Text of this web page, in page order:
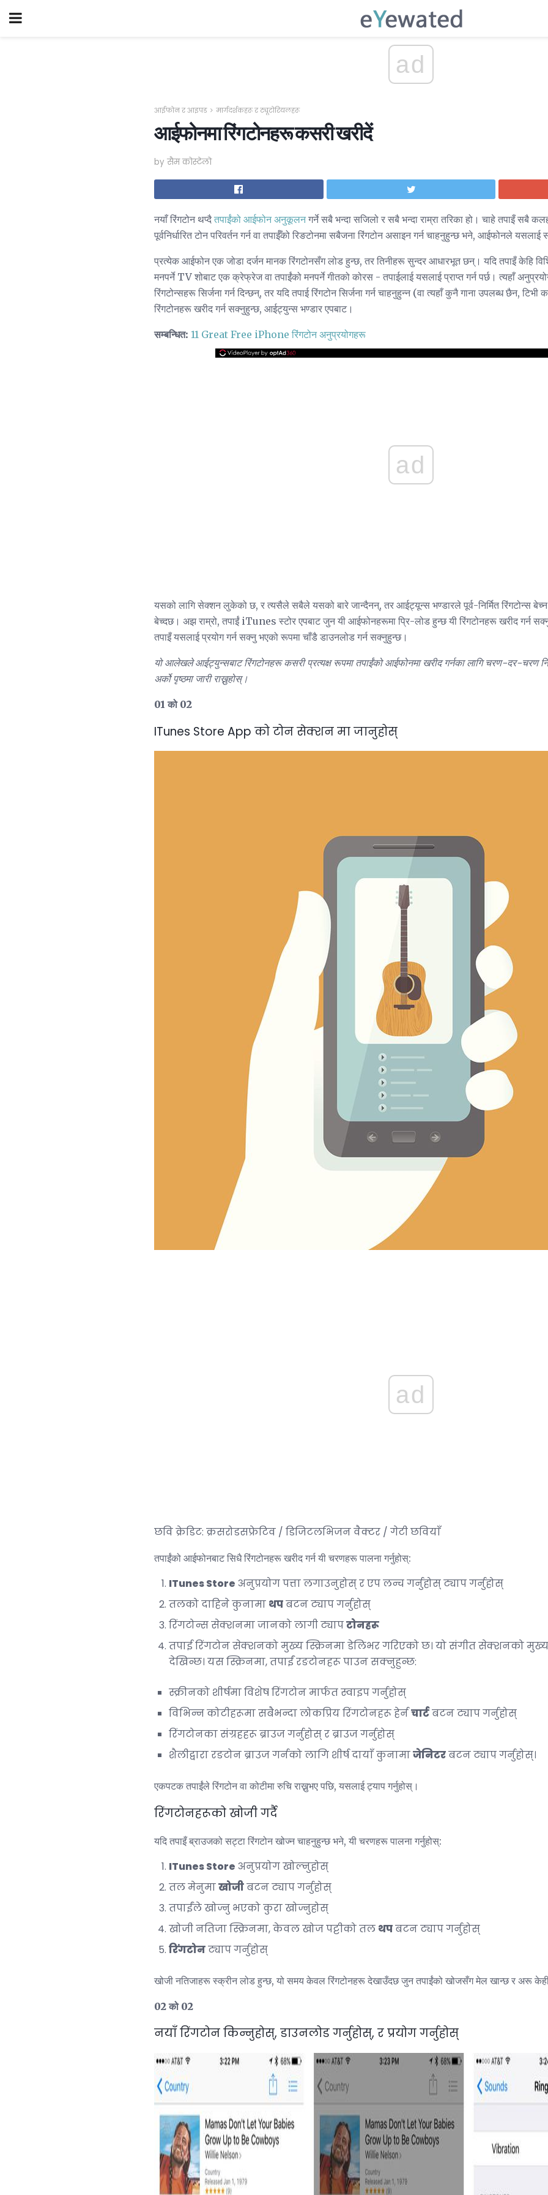
ad
आईफोन र आइपड मार्गदर्शकहरू र ट्यूटोरियलहरू
आईफोनमा रिंगटोनहरू कसरी खरीदें
by सैम कोस्टेलो
नयाँ रिंगटोन थप्दै तपाईंको आईफोन अनुकूलनगर्ने सबै भन्दा सजिलो र सबै भन्दा राम्रा तरिका हो। चाहे तपाइँ सबै
पूर्वनिर्धारित टोन परिवर्तन गर्न वा तपाईँको रिङटोनमा सबैजना रिंगटोन असाइन गर्न चाहनुहुन्छ भने, आईफोनले
प्रत्येक आईफोन एक जोडा दर्जन मानक रिंगटोनसँग लोड हुन्छ, तर तिनीहरू सुन्दर आधारभूत छन्। यदि तपाइँ केहि
मनपर्ने TV शोबाट एक क्रेफ्रेज वा तपाईंको मनपर्ने गीतको कोरस - तपाईलाई यसलाई प्राप्त गर्न पर्छ। त्यहाँ
रिंगटोन्सहरू सिर्जना गर्न दिन्छन्, तर यदि तपाई रिंगटोन सिर्जना गर्न चाहनुहुन्न (वा त्यहाँ कुनै गाना उपलब्ध छैन,
रिंगटोनहरू खरीद गर्न सक्नुहुन्छ, आईट्युन्स भण्डार एपबाट।
सम्बन्धित: 11 Great Free iPhone रिंगटोन अनुप्रयोगहरू
ad
यसको लागि सेक्शन लुकेको छ, र त्यसैले सबैले यसको बारे जान्दैनन्, तर आईट्यून्स भण्डारले पूर्व-निर्मित रिंगटोन्स बेच्न
बेच्दछ। अझ राम्रो, तपाईं iTunes स्टोर एपबाट जुन यी आईफोनहरूमा प्रि-लोड हुन्छ यी रिंगटोनहरू खरीद गर्न
तपाइँ यसलाई प्रयोग गर्न सक्नु भएको रूपमा चाँडै डाउनलोड गर्न सक्नुहुन्छ।
यो आलेखले आईट्युन्सबाट रिंगटोनहरू कसरी प्रत्यक्ष रूपमा तपाईंको आईफोनमा खरीद गर्नका लागि चरण-दर-चरण
अर्को पृष्ठमा जारी राख्नुहोस्।
01 को 02
ITunes Store App को टोन सेक्शन मा जानुहोस्
ad
छवि क्रेडिट: क्रसरोडसफ्रेटिव / डिजिटलभिजन वैक्टर / गेटी छवियाँ
तपाईंको आईफोनबाट सिधै रिंगटोनहरू खरीद गर्न यी चरणहरू पालना गर्नुहोस्:
ITunes Store अनुप्रयोग पत्ता लगाउनुहोस् र एप लन्च गर्नुहोस् ट्याप गर्नुहोस्
तलको दाहिने कुनामा थपबटन ट्याप गर्नुहोस्
रिंगटोन्स सेक्शनमा जानको लागी ट्यापटोनहरू
तपाई रिंगटोन सेक्शनको मुख्य स्क्रिनमा डेलिभर गरिएको छ। यो संगीत सेक्शनको मुख्य
देखिन्छ। यस स्क्रिनमा, तपाईं रङटोनहरू पाउन सक्नुहुन्छ:
स्क्रीनको शीर्षमा विशेष रिंगटोन मार्फत स्वाइप गर्नुहोस्
विभिन्न कोटीहरूमा सबैभन्दा लोकप्रिय रिंगटोनहरू हेर्नचार्टबटन ट्याप गर्नुहोस्
रिंगटोनका संग्रहहरू ब्राउज गर्नुहोस् र ब्राउज गर्नुहोस्
शैलीद्वारा रङटोन ब्राउज गर्नको लागि शीर्ष दायाँ कुनामाजेनिटरबटन ट्याप गर्नुहोस्।
एकपटक तपाईंले रिंगटोन वा कोटीमा रुचि राख्नुभए पछि, यसलाई ट्याप गर्नुहोस्।
रिंगटोनहरूको खोजी गर्दै
यदि तपाइँ ब्राउजको सट्टा रिंगटोन खोज्न चाहनुहुन्छ भने, यी चरणहरू पालना गर्नुहोस्:
ITunes Store अनुप्रयोग खोल्नुहोस्
तल मेनुमाखोजीबटन ट्याप गर्नुहोस्
तपाईंले खोज्नु भएको कुरा खोज्नुहोस्
खोजी नतिजा स्क्रिनमा, केवल खोज पट्टीको तल थपबटन ट्याप गर्नुहोस्
रिंगटोनट्याप गर्नुहोस्
खोजी नतिजाहरू स्क्रीन लोड हुन्छ, यो समय केवल रिंगटोनहरू देखाउँदछ जुन तपाईंको खोजसँग मेल खान्छ र अरू
02 को 02
नयाँ रिंगटोन किन्नुहोस्, डाउनलोड गर्नुहोस्, र प्रयोग गर्नुहोस्